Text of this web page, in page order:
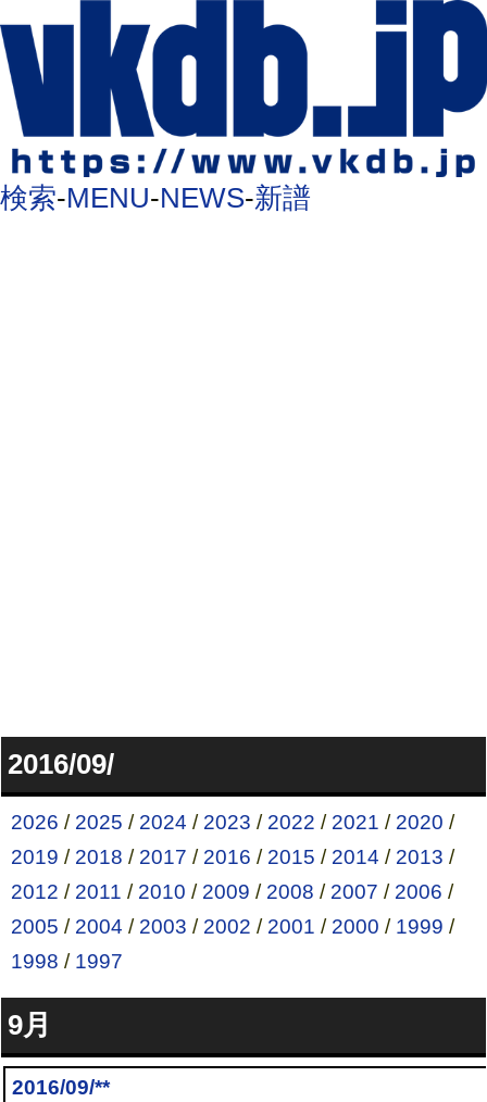
検索-MENU-NEWS-新譜
2016/09/
2026 / 2025 / 2024 / 2023 / 2022 / 2021 / 2020 /
2019 / 2018 / 2017 / 2016 / 2015 / 2014 / 2013 /
2012 / 2011 / 2010 / 2009 / 2008 / 2007 / 2006 /
2005 / 2004 / 2003 / 2002 / 2001 / 2000 / 1999 /
1998 / 1997
9月
2016/09/**